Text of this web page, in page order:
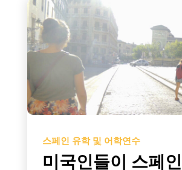
스페인 유학 및 어학연수
미국인들이 스페